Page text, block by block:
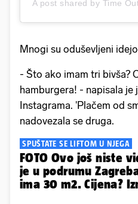
A post shared by Time
Mnogi su oduševljeni
- Što ako imam tri bivša?
hamburgera! - napisala je
Instagrama. 'Plačem od
nadovezala se druga.
SPUŠTATE SE LIFTOM U NJEGA
FOTO Ovo još niste
je u podrumu
ima 30 m2. Cijena?